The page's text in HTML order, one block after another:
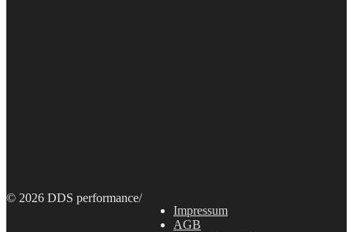
© 2026 DDS performance/
Impressum
AGB